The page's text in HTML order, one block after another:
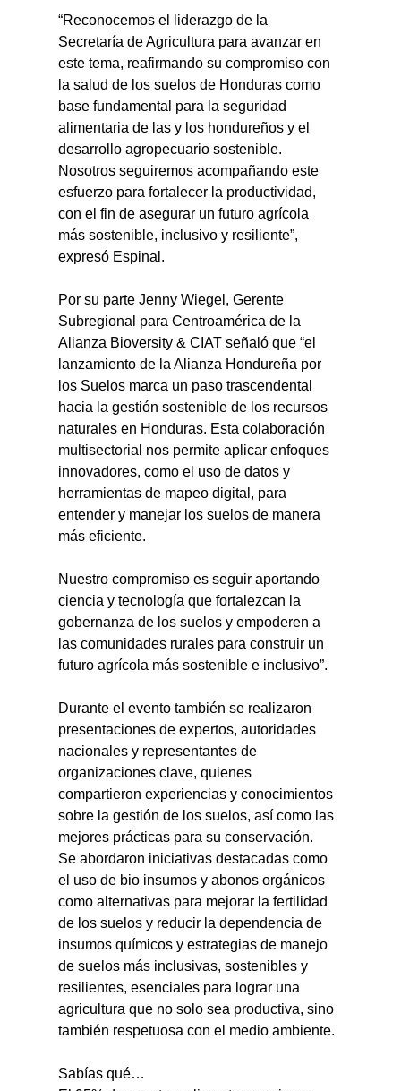
“Reconocemos el liderazgo de la
Secretaría de Agricultura para avanzar en
este tema, reafirmando su compromiso con
la salud de los suelos de Honduras como
base fundamental para la seguridad
alimentaria de las y los hondureños y el
desarrollo agropecuario sostenible.
Nosotros seguiremos acompañando este
esfuerzo para fortalecer la productividad,
con el fin de asegurar un futuro agrícola
más sostenible, inclusivo y resiliente”,
expresó Espinal.
Por su parte Jenny Wiegel, Gerente
Subregional para Centroamérica de la
Alianza Bioversity & CIAT señaló que “el
lanzamiento de la Alianza Hondureña por
los Suelos marca un paso trascendental
hacia la gestión sostenible de los recursos
naturales en Honduras. Esta colaboración
multisectorial nos permite aplicar enfoques
innovadores, como el uso de datos y
herramientas de mapeo digital, para
entender y manejar los suelos de manera
más eficiente.
Nuestro compromiso es seguir aportando
ciencia y tecnología que fortalezcan la
gobernanza de los suelos y empoderen a
las comunidades rurales para construir un
futuro agrícola más sostenible e inclusivo”.
Durante el evento también se realizaron
presentaciones de expertos, autoridades
nacionales y representantes de
organizaciones clave, quienes
compartieron experiencias y conocimientos
sobre la gestión de los suelos, así como las
mejores prácticas para su conservación.
Se abordaron iniciativas destacadas como
el uso de bio insumos y abonos orgánicos
como alternativas para mejorar la fertilidad
de los suelos y reducir la dependencia de
insumos químicos y estrategias de manejo
de suelos más inclusivas, sostenibles y
resilientes, esenciales para lograr una
agricultura que no solo sea productiva, sino
también respetuosa con el medio ambiente.
Sabías qué…